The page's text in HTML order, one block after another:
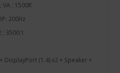
VA ; 1500R
200Hz
; 3500:1
DisplayPort (1.4) x2 + Speaker +